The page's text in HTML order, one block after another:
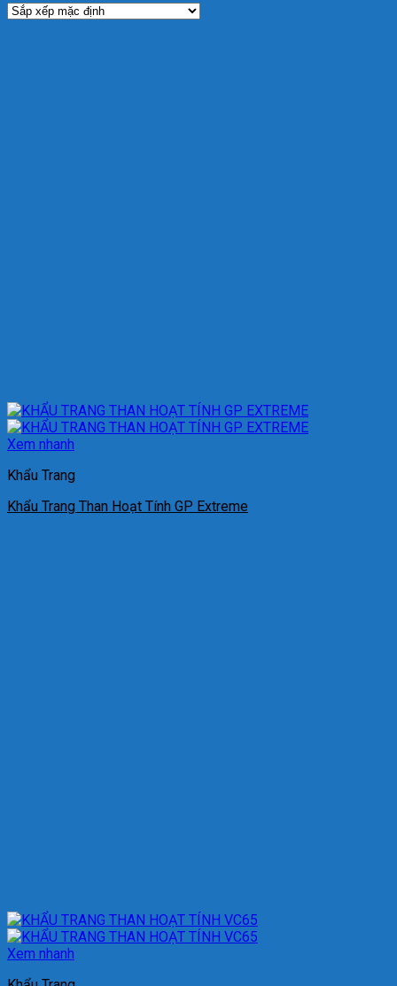
Xem nhanh
Khẩu Trang
Khẩu Trang Than Hoạt Tính GP Extreme
Xem nhanh